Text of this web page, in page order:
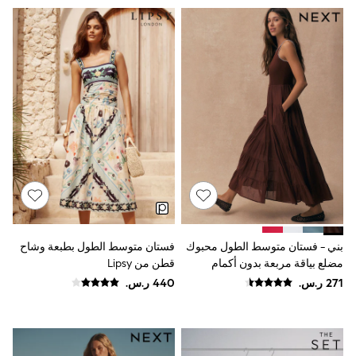
12-14 years
15+ years
All Clothing
Coats & Jackets
Dresses
Holiday Shop
Jeans
Jumpsuits & Playsuits
All Girl's New In
Kid's Top Picks
Top & Bottom Sets
Summer Dresses
Polka Dots
THE SET
Knitwear
Loungewear
Nightwear & Pyjamas
Occasionwear
Pants & Leggings
Shorts & Skirts
بني - فستان متوسط الطول محبوك
مضلع بياقة مربعة بدون أكمام
فستان متوسط الطول بطبعة وشاح
قطن من Lipsy